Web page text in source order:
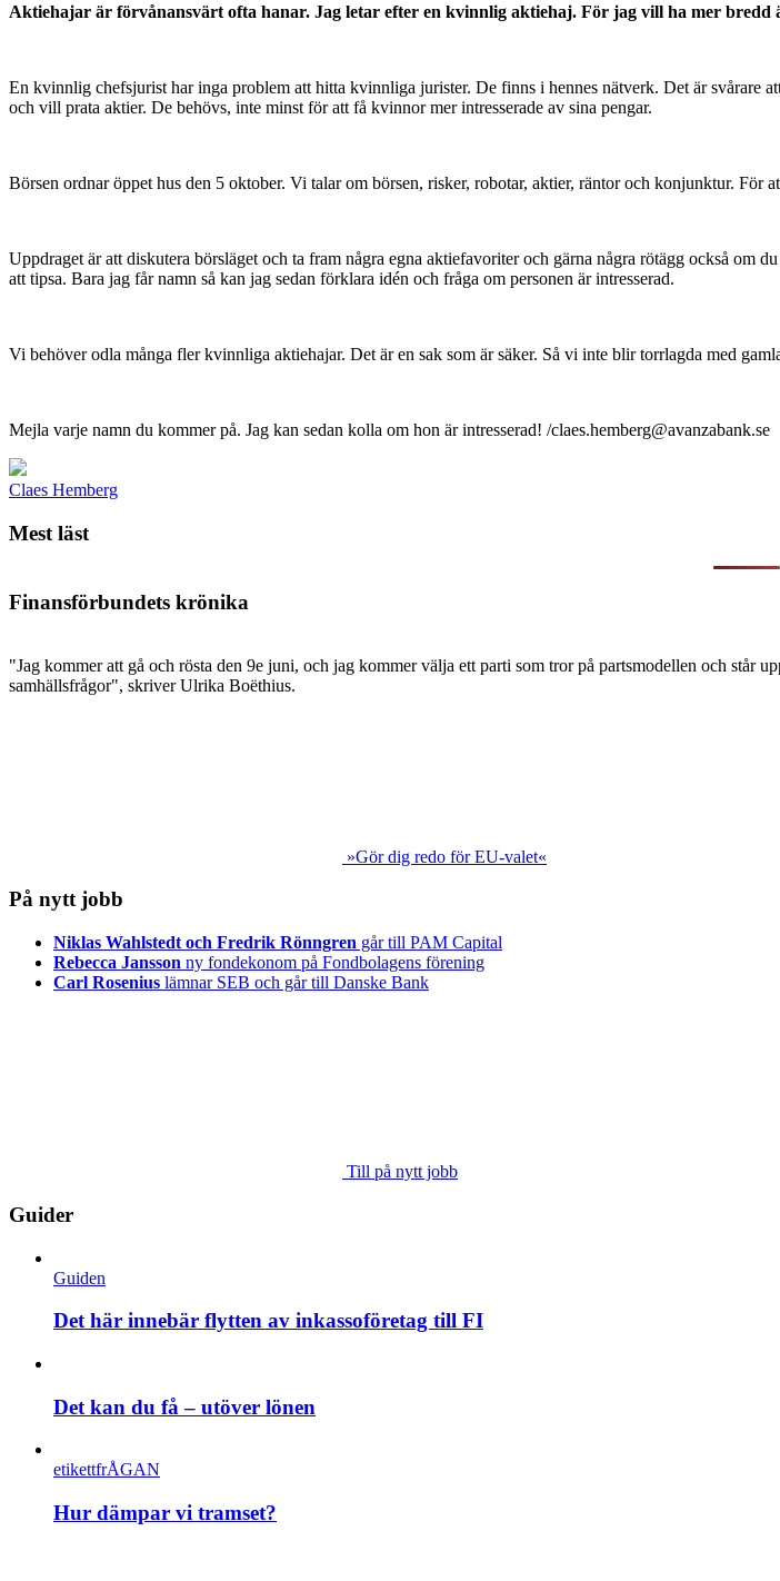
Aktiehajar är förvånansvärt ofta hanar. Jag letar efter en kvinnlig aktiehaj. För jag vill ha mer bredd
En kvinnlig chefsjurist har inga problem att hitta kvinnliga jurister. De finns i hennes nätverk. Det är svårare
och vill prata aktier. De behövs, inte minst för att få kvinnor mer intresserade av sina pengar.
Börsen ordnar öppet hus den 5 oktober. Vi talar om börsen, risker, robotar, aktier, räntor och konjunktur. För
Uppdraget är att diskutera börsläget och ta fram några egna aktiefavoriter och gärna några rötägg också om
att tipsa. Bara jag får namn så kan jag sedan förklara idén och fråga om personen är intresserad.
Vi behöver odla många fler kvinnliga aktiehajar. Det är en sak som är säker. Så vi inte blir torrlagda med
Mejla varje namn du kommer på. Jag kan sedan kolla om hon är intresserad! /claes.hemberg@avanzabank.se
Claes Hemberg
Mest läst
Finansförbundets krönika
"Jag kommer att gå och rösta den 9e juni, och jag kommer välja ett parti som tror på partsmodellen och
samhällsfrågor", skriver Ulrika Boëthius.
»Gör dig redo för EU-valet«
På nytt jobb
Niklas Wahlstedt och Fredrik Rönngren går till PAM Capital
Rebecca Jansson ny fondekonom på Fondbolagens förening
Carl Rosenius lämnar SEB och går till Danske Bank
Till på nytt jobb
Guider
Guiden
Det här innebär flytten av inkassoföretag till FI
Det kan du få – utöver lönen
etikettfrÅGAN
Hur dämpar vi tramset?